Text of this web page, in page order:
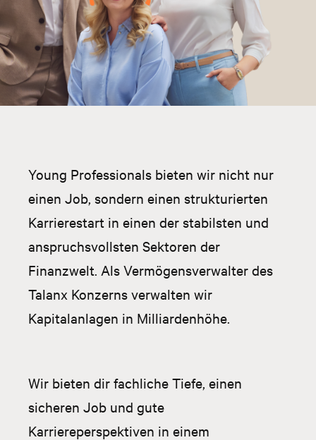
Young Professionals bieten wir nicht nur
einen Job, sondern einen strukturierten
Karrierestart in einen der stabilsten und
anspruchsvollsten Sektoren der
Finanzwelt. Als Vermögensverwalter des
Talanx Konzerns verwalten wir
Kapitalanlagen in Milliardenhöhe.
Wir bieten dir fachliche Tiefe, einen
sicheren Job und gute
Karriereperspektiven in einem